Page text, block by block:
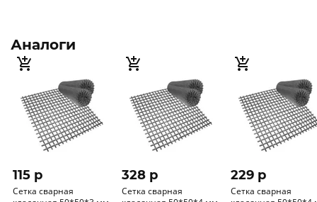
Аналоги
115 p
Сетка сварная
328 p
Сетка сварная
229 p
Сетка сварная